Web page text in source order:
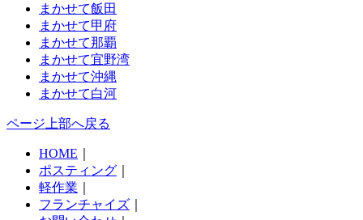
まかせて飯田
まかせて甲府
まかせて那覇
まかせて宜野湾
まかせて沖縄
まかせて白河
ページ上部へ戻る
HOME
ポスティング
軽作業
フランチャイズ